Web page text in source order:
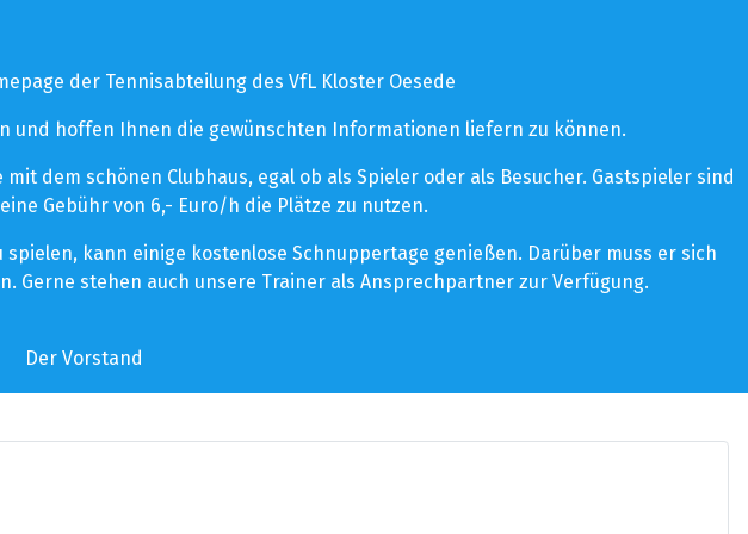
der Tennisabteilung des VfL Kloster Oesede
und hoffen Ihnen die gewünschten Informationen liefern zu können.
dem schönen Clubhaus, egal ob als Spieler oder als Besucher. Gastspieler sind
Gebühr von 6,- Euro/h die Plätze zu nutzen.
kann einige kostenlose Schnuppertage genießen. Darüber muss er sich
Gerne stehen auch unsere Trainer als Ansprechpartner zur Verfügung.
Der Vorstand